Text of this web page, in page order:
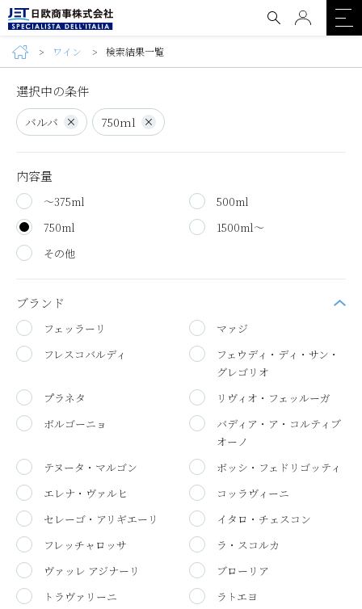
ワイン 検索結果一覧
選択中の条件
バルバ 750ml
内容量
～375ml
500ml
750ml
1500ml～
その他
ブランド
フェッラーリ
マァジ
フレスコバルディ
フェウディ・ディ・サン・
グレゴリオ
プラネタ
リヴィオ・フェッルーガ
ボルゴーニョ
バディア・ア・コルティブ
オーノ
テヌータ・マルゴン
ボッシ・フェドリゴッティ
エレナ・ヴァルヒ
コッラヴィーニ
セレーゴ・アリギエーリ
イタロ・チェスコン
フレッチャロッサ
ラ・スコルカ
ヴァッレ アジナーリ
ブローリア
トラヴァリーニ
ラトエヨ